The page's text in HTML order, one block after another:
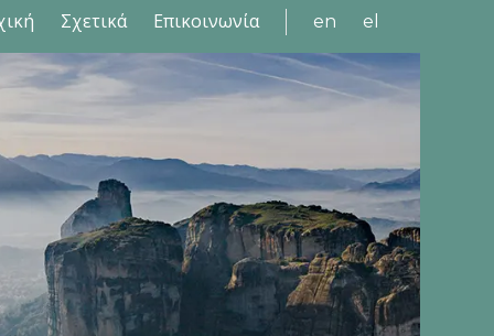
Σχετικά Επικοινωνία en el